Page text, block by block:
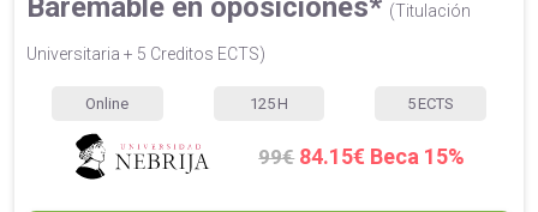
Baremable en oposiciones* (Titulación
Universitaria + 5 Creditos ECTS)
Online 125 H 5 ECTS
99€ 84.15€ Beca 15%